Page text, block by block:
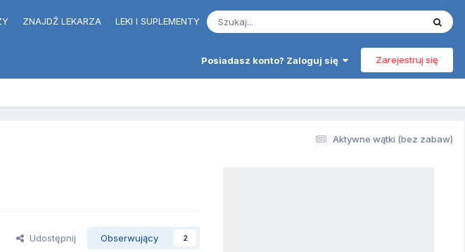
ZNAJDŹ LEKARZA LEKI I SUPLEMENTY
Posiadasz konto? Zaloguj się Zarejestruj się
Aktywne wątki (bez zabaw)
Udostępnij Obserwujący 2